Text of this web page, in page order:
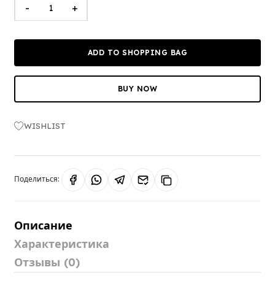
- +
ADD TO SHOPPING BAG
BUY NOW
WISHLIST
Поделиться:
Описание
Характеристика
Отзывы (0)